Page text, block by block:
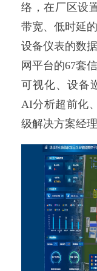
络，在厂区设
带宽、低时延
设备仪表的数
网平台的67套
可视化、设备
AI分析超前化
级解决方案经